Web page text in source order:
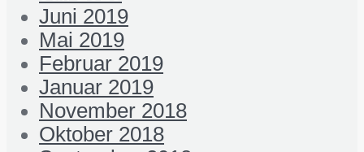
Juni 2019
Mai 2019
Februar 2019
Januar 2019
November 2018
Oktober 2018